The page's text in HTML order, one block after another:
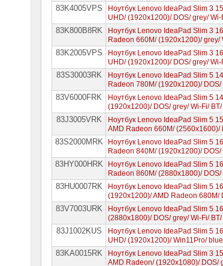
83K4005VPS
Ноутбук Lenovo IdeaPad Slim 3
UHD/ (1920x1200)/ DOS/ grey/
83K800B8RK
Ноутбук Lenovo IdeaPad Slim 3
Radeon 660M/ (1920x1200)/ grey/
83K2005VPS
Ноутбук Lenovo IdeaPad Slim 3
UHD/ (1920x1200)/ DOS/ grey/
83S30003RK
Ноутбук Lenovo IdeaPad Slim 5
Radeon 780M/ (1920x1200)/
83V6000FRK
Ноутбук Lenovo IdeaPad Slim 5
(1920x1200)/ DOS/ grey/ Wi-Fi/
83J3005VRK
Ноутбук Lenovo IdeaPad Slim 5
AMD Radeon 660M/ (2560x1600)/
83S2000MRK
Ноутбук Lenovo IdeaPad Slim 5
Radeon 840M/ (1920x1200)/
83HY000HRK
Ноутбук Lenovo IdeaPad Slim 5
Radeon 860M/ (2880x1800)/
83HU0007RK
Ноутбук Lenovo IdeaPad Slim 5
(1920x1200)/ AMD Radeon 680M/
83V7003URK
Ноутбук Lenovo IdeaPad Slim 5
(2880x1800)/ DOS/ grey/ Wi-Fi/
83J1002KUS
Ноутбук Lenovo IdeaPad Slim 5
UHD/ (1920x1200)/ Win11Pro/
83KA0015RK
Ноутбук Lenovo IdeaPad Slim 3
AMD Radeon/ (1920x1080)/ DOS/